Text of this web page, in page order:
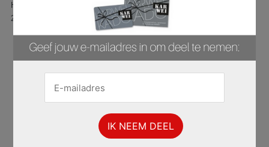
Hier is pagina 15 van 37 pagina's van de Karwei folder, geldig van
28.07.2025 tot 03.08.2025.